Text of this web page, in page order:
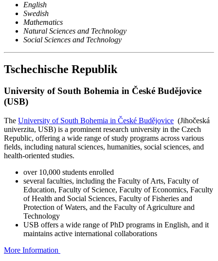
English
Swedish
Mathematics
Natural Sciences and Technology
Social Sciences and Technology
Tschechische Republik
University of South Bohemia in České Budějovice
(USB)
The University of South Bohemia in České Budějovice (Jihočeská
univerzita, USB) is a prominent research university in the Czech
Republic, offering a wide range of study programs across various
fields, including natural sciences, humanities, social sciences, and
health-oriented studies.
over 10,000 students enrolled
several faculties, including the Faculty of Arts, Faculty of
Education, Faculty of Science, Faculty of Economics, Faculty
of Health and Social Sciences, Faculty of Fisheries and
Protection of Waters, and the Faculty of Agriculture and
Technology
USB offers a wide range of PhD programs in English, and it
maintains active international collaborations
More Information